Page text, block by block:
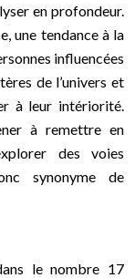
en profondeur.
une tendance à la
influencées
de l’univers et
à leur intériorité.
à remettre en
des voies
synonyme de
le nombre 17